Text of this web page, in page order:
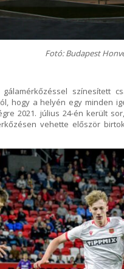
Fotó: Budapest
gálamérkőzéssel
hogy a helyén egy minden
2021. július 24-én került
vehette először